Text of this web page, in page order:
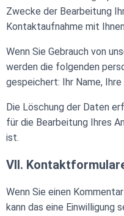
Zwecke der Bearbeitung
Kontaktaufnahme mit
Wenn Sie Gebrauch von
werden die folgenden
gespeichert: Ihr Name,
Die Löschung der Daten
für die Bearbeitung Ihres
ist.
VII.
Wenn Sie einen
kann das eine Einwilligung